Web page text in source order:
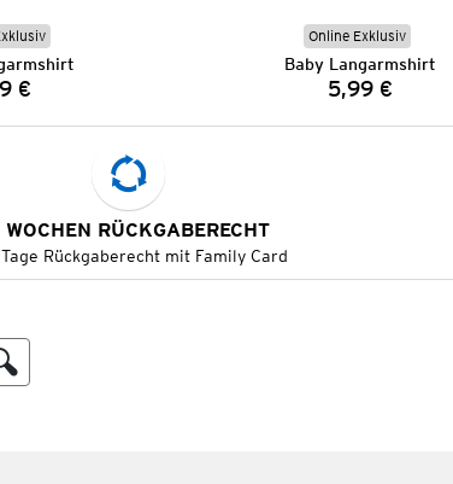
€
Online Exklusiv
Baby Langarmshirt
Preis:
5,99 €
RÜCKGABERECHT
Rückgaberecht mit Family Card